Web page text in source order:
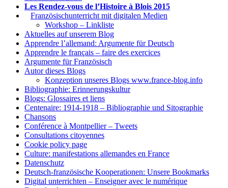
Les Rendez-vous de l’Histoire à Blois 2015
Französischunterricht mit digitalen Medien
Workshop – Linkliste
Aktuelles auf unserem Blog
Apprendre l’allemand: Argumente für Deutsch
Apprendre le français – faire des exercices
Argumente für Französisch
Autor dieses Blogs
Konzeption unseres Blogs www.france-blog.info
Bibliographie: Erinnerungskultur
Blogs: Glossaires et liens
Centenaire: 1914-1918 – Bibliographie und Sitographie
Chansons
Conférence à Montpellier – Tweets
Consultations citoyennes
Cookie policy page
Culture: manifestations allemandes en France
Datenschutz
Deutsch-französische Kooperationen: Unsere Bookmarks
Digital unterrichten – Enseigner avec le numérique